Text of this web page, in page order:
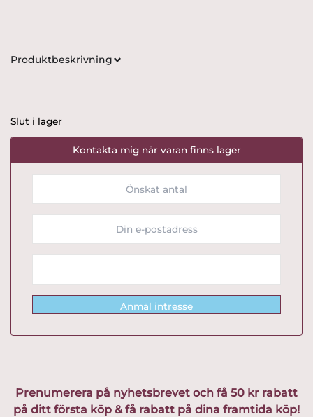
Produktbeskrivning
Slut i lager
Kontakta mig när varan finns lager
Anmäl intresse
Prenumerera på nyhetsbrevet och få 50 kr rabatt
på ditt första köp & få rabatt på dina framtida köp!